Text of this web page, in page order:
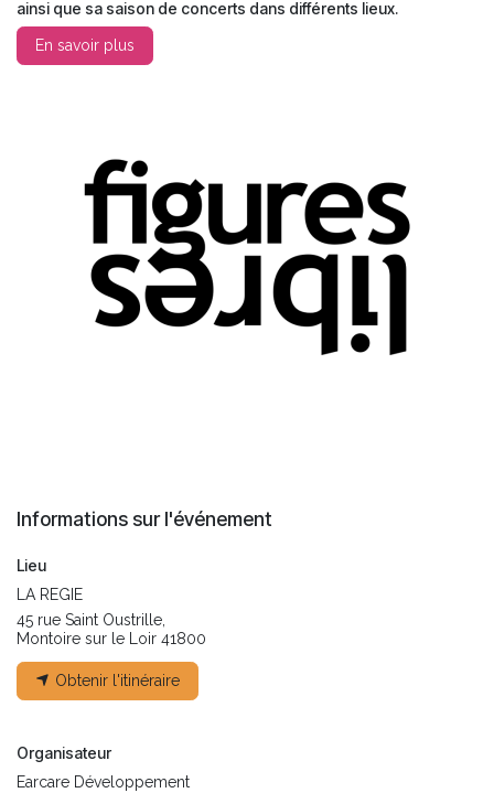
ainsi que sa saison de concerts dans différents lieux.
En savoir plus
Informations sur l'événement
Lieu
LA REGIE
45 rue Saint Oustrille,
Montoire sur le Loir 41800
Obtenir l'itinéraire
Organisateur
Earcare Développement